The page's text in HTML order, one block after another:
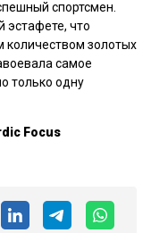
спортсмен.
эстафете, что
количеством золотых
самое
только одну
Focus